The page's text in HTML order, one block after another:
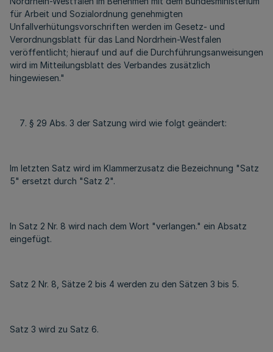
für Arbeit und Sozialordnung genehmigten
Unfallverhütungsvorschriften werden im Gesetz- und
Verordnungsblatt für das Land Nordrhein-Westfalen
veröffentlicht; hierauf und auf die Durchführungsanweisungen
wird im Mitteilungsblatt des Verbandes zusätzlich
hingewiesen."
§ 29 Abs. 3 der Satzung wird wie folgt geändert:
Im letzten Satz wird im Klammerzusatz die Bezeichnung "Satz
5" ersetzt durch "Satz 2".
In Satz 2 Nr. 8 wird nach dem Wort "verlangen." ein Absatz
eingefügt.
Satz 2 Nr. 8, Sätze 2 bis 4 werden zu den Sätzen 3 bis 5.
Satz 3 wird zu Satz 6.